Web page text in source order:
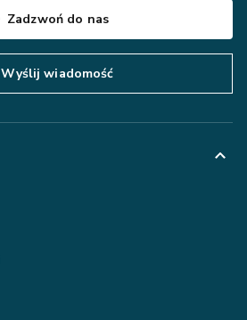
Zadzwoń do nas
Wyślij wiadomość